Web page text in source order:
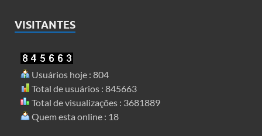
VISITANTES
Usuários hoje : 804
Total de usuários : 845663
Total de visualizações : 3681889
Quem esta online : 18